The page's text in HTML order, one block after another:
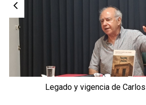
Legado y vigencia de Carlos